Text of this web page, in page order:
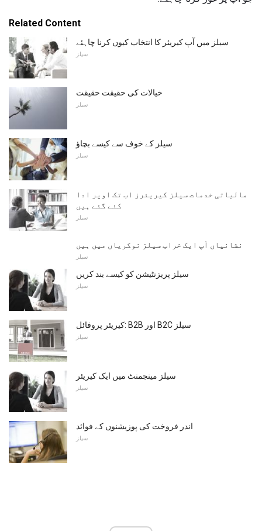
Related Content
سیلز میں آپ کیریئر کا انتخاب کیوں کرنا چاہئے
سیلز
خیالات کی حقیقت حقیقت
سیلز
سیلز کے خوف سے کیسے بچاؤ
سیلز
مالیاتی خدمات سیلز کیریئرز اب تک اوپر ادا
کئے گئے ہیں
سیلز
نشانیاں آپ ایک خراب سیلز نوکریاں میں ہیں
سیلز
سیلز پریزنٹیشن کو کیسے بند کریں
سیلز
کیریئر پروفائل: B2B اور B2C سیلز
سیلز
سیلز مینجمنٹ میں ایک کیریئر
سیلز
اندر فروخت کی پوزیشنوں کے فوائد
سیلز